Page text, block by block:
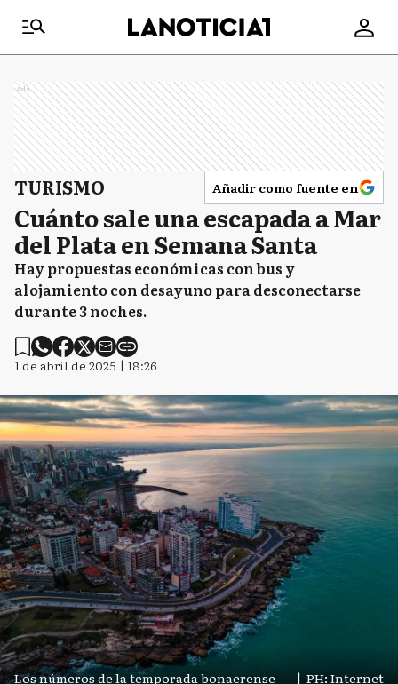
Ads
TURISMO Añadir como fuente en
Cuánto sale una escapada a Mar
del Plata en Semana Santa
Hay propuestas económicas con bus y
alojamiento con desayuno para desconectarse
durante 3 noches.
1 de abril de 2025 | 18:26
Los números de la temporada bonaerense
| PH: Internet